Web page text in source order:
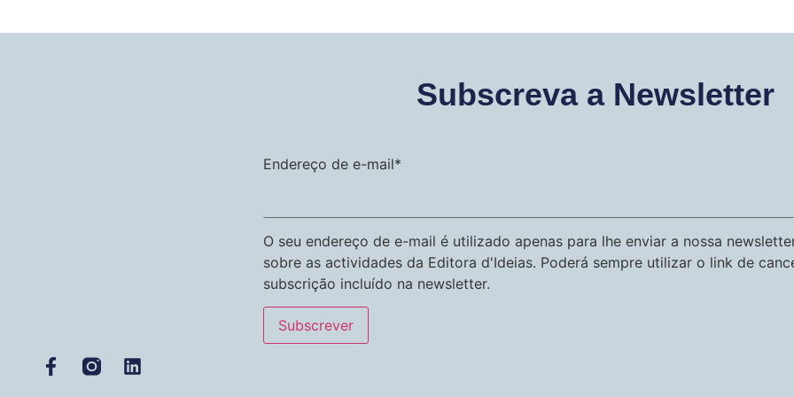
Subscreva a Newsletter
Endereço de e-mail*
O seu endereço de e-mail é utilizado apenas para lhe enviar a nossa
sobre as actividades da Editora d'Ideias. Poderá sempre utilizar o link de
subscrição incluído na newsletter.